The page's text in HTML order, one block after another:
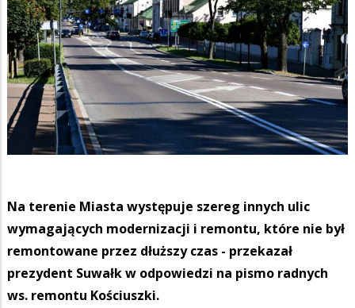
Na terenie Miasta występuje szereg innych ulic
wymagających modernizacji i remontu, które nie był
remontowane przez dłuższy czas - przekazał
prezydent Suwałk w odpowiedzi na pismo radnych
ws. remontu Kościuszki.